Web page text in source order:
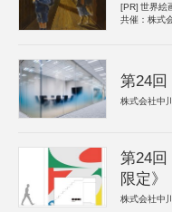
[PR] 世界絵
共催：株式
第24回
株式会社中
第24回
限定》
株式会社中